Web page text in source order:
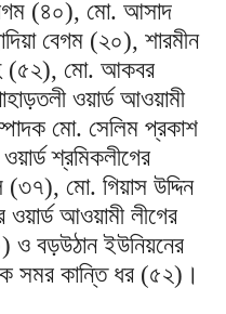
(৪০), মো. আসাদ
বেগম (২০), শারমীন
(৫২), মো. আকবর
ওয়ার্ড আওয়ামী
মো. সেলিম প্রকাশ
শ্রমিকলীগের
মো. গিয়াস উদ্দিন
আওয়ামী লীগের
ও বড়উঠান ইউনিয়নের
সমর কান্তি ধর (৫২)।